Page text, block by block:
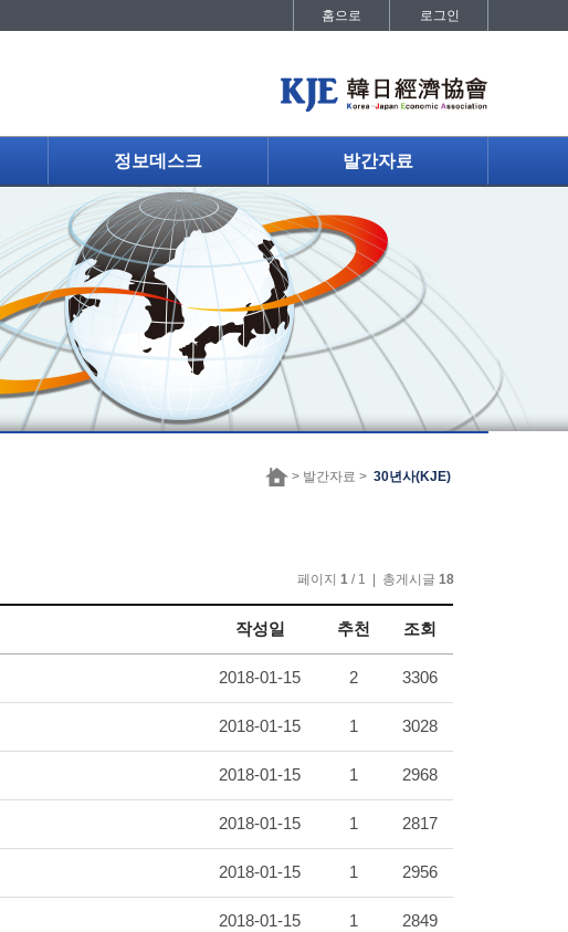
홈으로 로그인
정보데스크 발간자료
> 발간자료 > 30년사(KJE)
페이지 1/ 1 | 총게시글 18
작성일 추천 조회
2018-01-15 2 3306
2018-01-15 1 3028
2018-01-15 1 2968
2018-01-15 1 2817
2018-01-15 1 2956
2018-01-15 1 2849